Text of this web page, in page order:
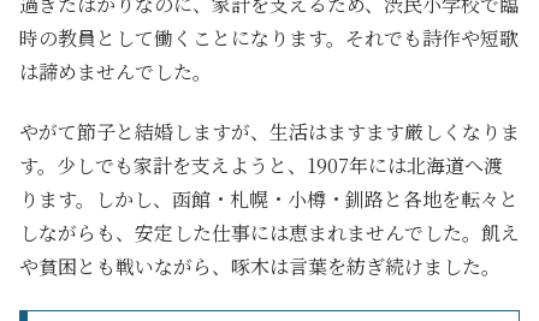
時の教員として働くことになります。それでも詩作や短歌
は諦めませんでした。
やがて節子と結婚しますが、生活はますます厳しくなりま
す。少しでも家計を支えようと、1907年には北海道へ渡
ります。しかし、函館・札幌・小樽・釧路と各地を転々と
しながらも、安定した仕事には恵まれませんでした。飢え
や貧困とも戦いながら、啄木は言葉を紡ぎ続けました。